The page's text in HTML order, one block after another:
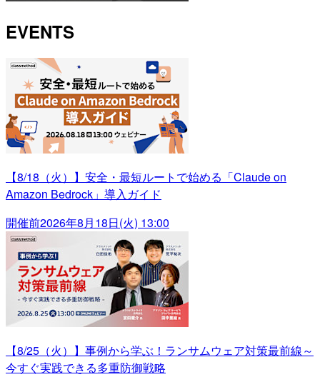
EVENTS
【8/18（火）】安全・最短ルートで始める「Claude on
Amazon Bedrock」導入ガイド
開催前2026年8月18日(火) 13:00
【8/25（火）】事例から学ぶ！ランサムウェア対策最前線～
今すぐ実践できる多重防御戦略